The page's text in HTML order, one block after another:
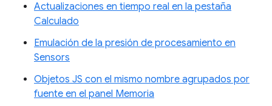
Actualizaciones en tiempo real en la pestaña
Calculado
Emulación de la presión de procesamiento en
Sensors
Objetos JS con el mismo nombre agrupados por
fuente en el panel Memoria